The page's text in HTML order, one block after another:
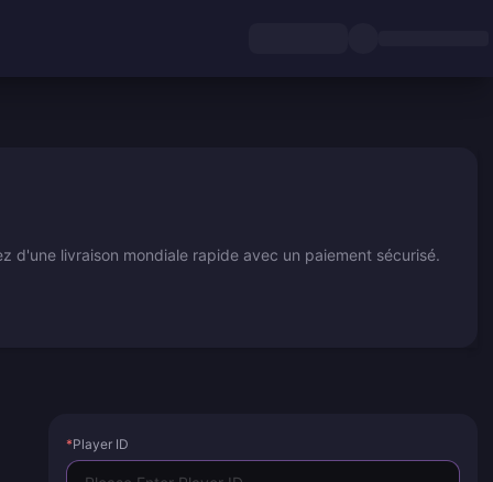
d'une livraison mondiale rapide avec un paiement sécurisé.
*Player ID